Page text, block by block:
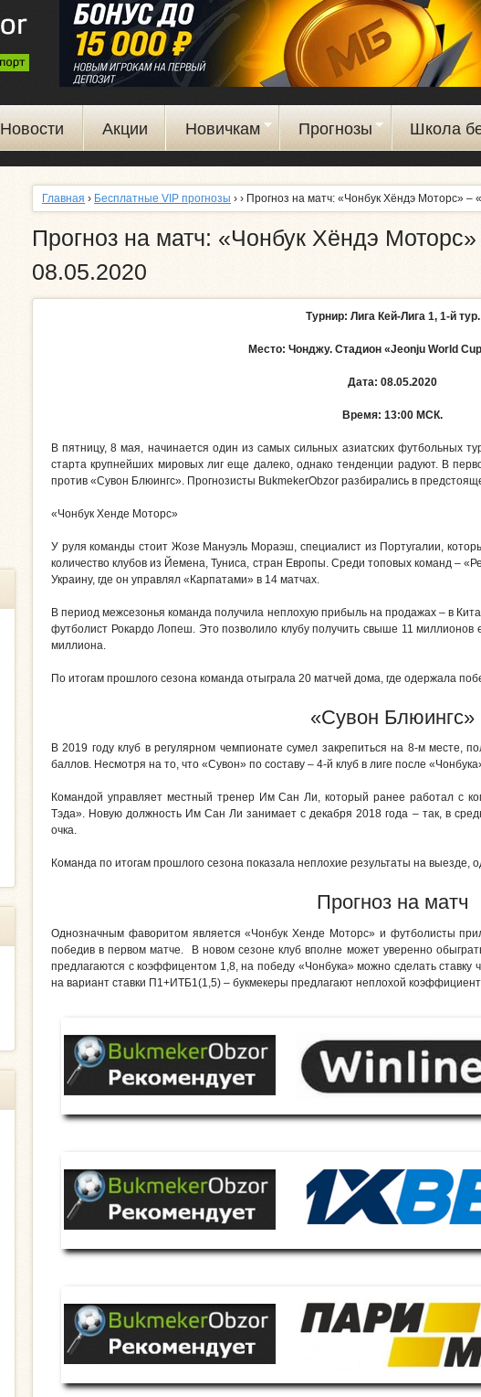
Перейти
к
основному
содержанию
Новости Акции Новичкам Прогнозы Школа
Главная › Бесплатные VIP прогнозы › › Прогноз на матч: «Чонбук Хёндэ Моторс» –
Прогноз на матч: «Чонбук Хёндэ
08.05.2020
Турнир: Лига Кей-Лига 1, 1-й тур.
Место: Чонджу. Стадион «Jeonju World
Дата: 08.05.2020
Время: 13:00 МСК.
В пятницу, 8 мая, начинается один из самых сильных азиатских футбольных
старта крупнейших мировых лиг еще далеко, однако тенденции радуют. В
против «Сувон Блюингс». Прогнозисты BukmekerObzor разбирались в
«Чонбук Хенде Моторс»
У руля команды стоит Жозе Мануэль Мораэш, специалист из Португалии,
количество клубов из Йемена, Туниса, стран Европы. Среди топовых команд –
Украину, где он управлял «Карпатами» в 14 матчах.
В период межсезонья команда получила неплохую прибыль на продажах – в
футболист Рокардо Лопеш. Это позволило клубу получить свыше 11 миллионов
миллиона.
По итогам прошлого сезона команда отыграла 20 матчей дома, где одержала
«Сувон Блюингс»
В 2019 году клуб в регулярном чемпионате сумел закрепиться на 8-м месте,
баллов. Несмотря на то, что «Сувон» по составу – 4-й клуб в лиге после
Командой управляет местный тренер Им Сан Ли, который ранее работал с
Тэда». Новую должность Им Сан Ли занимает с декабря 2018 года – так, в
очка.
Команда по итогам прошлого сезона показала неплохие результаты на выезде,
Прогноз на матч
Однозначным фаворитом является «Чонбук Хенде Моторс» и футболисты
победив в первом матче. В новом сезоне клуб вполне может уверенно
предлагаются с коэффицентом 1,8, на победу «Чонбука» можно сделать
на вариант ставки П1+ИТБ1(1,5) – букмекеры предлагают неплохой